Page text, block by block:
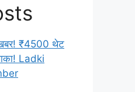
₹4500 थेट
Ladki